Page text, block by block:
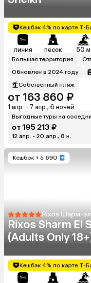
Кешбэк 4% по карте Т-
линия песок 50 м
Большая территория
Обновлен в 2024 году
Собственный пляж
от 163 860 ₽
1 апр. - 7 апр., 6 ночей
Выгодные туры на
от 195 213 ₽
12 апр. - 20 апр., 8 н.
Кешбэк + 5 690
Rixos Шарм-
Rixos Sharm El
(Adults Only
Кешбэк 4% по карте Т-